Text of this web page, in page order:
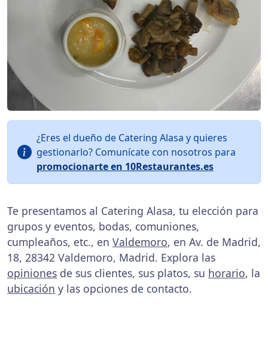
¿Eres el dueño de Catering Alasa y quieres
gestionarlo? Comunícate con nosotros para
promocionarte en 10Restaurantes.es
Te presentamos al Catering Alasa, tu elección para
grupos y eventos, bodas, comuniones,
cumpleaños, etc., en Valdemoro, en Av. de Madrid,
18, 28342 Valdemoro, Madrid. Explora las
opiniones de sus clientes, sus platos, su horario, la
ubicación y las opciones de contacto.